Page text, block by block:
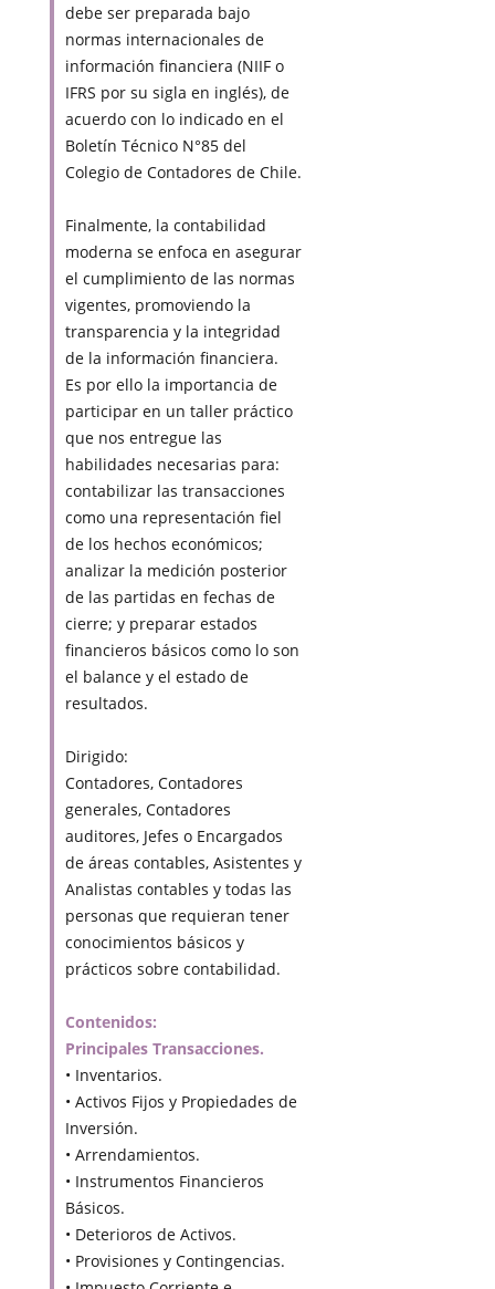
debe ser preparada bajo
normas internacionales de
información financiera (NIIF o
IFRS por su sigla en inglés), de
acuerdo con lo indicado en el
Boletín Técnico N°85 del
Colegio de Contadores de Chile.
Finalmente, la contabilidad
moderna se enfoca en asegurar
el cumplimiento de las normas
vigentes, promoviendo la
transparencia y la integridad
de la información financiera.
Es por ello la importancia de
participar en un taller práctico
que nos entregue las
habilidades necesarias para:
contabilizar las transacciones
como una representación fiel
de los hechos económicos;
analizar la medición posterior
de las partidas en fechas de
cierre; y preparar estados
financieros básicos como lo son
el balance y el estado de
resultados.
Dirigido:
Contadores, Contadores
generales, Contadores
auditores, Jefes o Encargados
de áreas contables, Asistentes y
Analistas contables y todas las
personas que requieran tener
conocimientos básicos y
prácticos sobre contabilidad.
Contenidos:
Principales Transacciones.
• Inventarios.
• Activos Fijos y Propiedades de
Inversión.
• Arrendamientos.
• Instrumentos Financieros
Básicos.
• Deterioros de Activos.
• Provisiones y Contingencias.